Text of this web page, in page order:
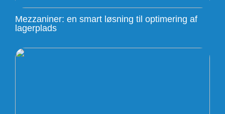
Mezzaniner: en smart løsning til optimering af
lagerplads